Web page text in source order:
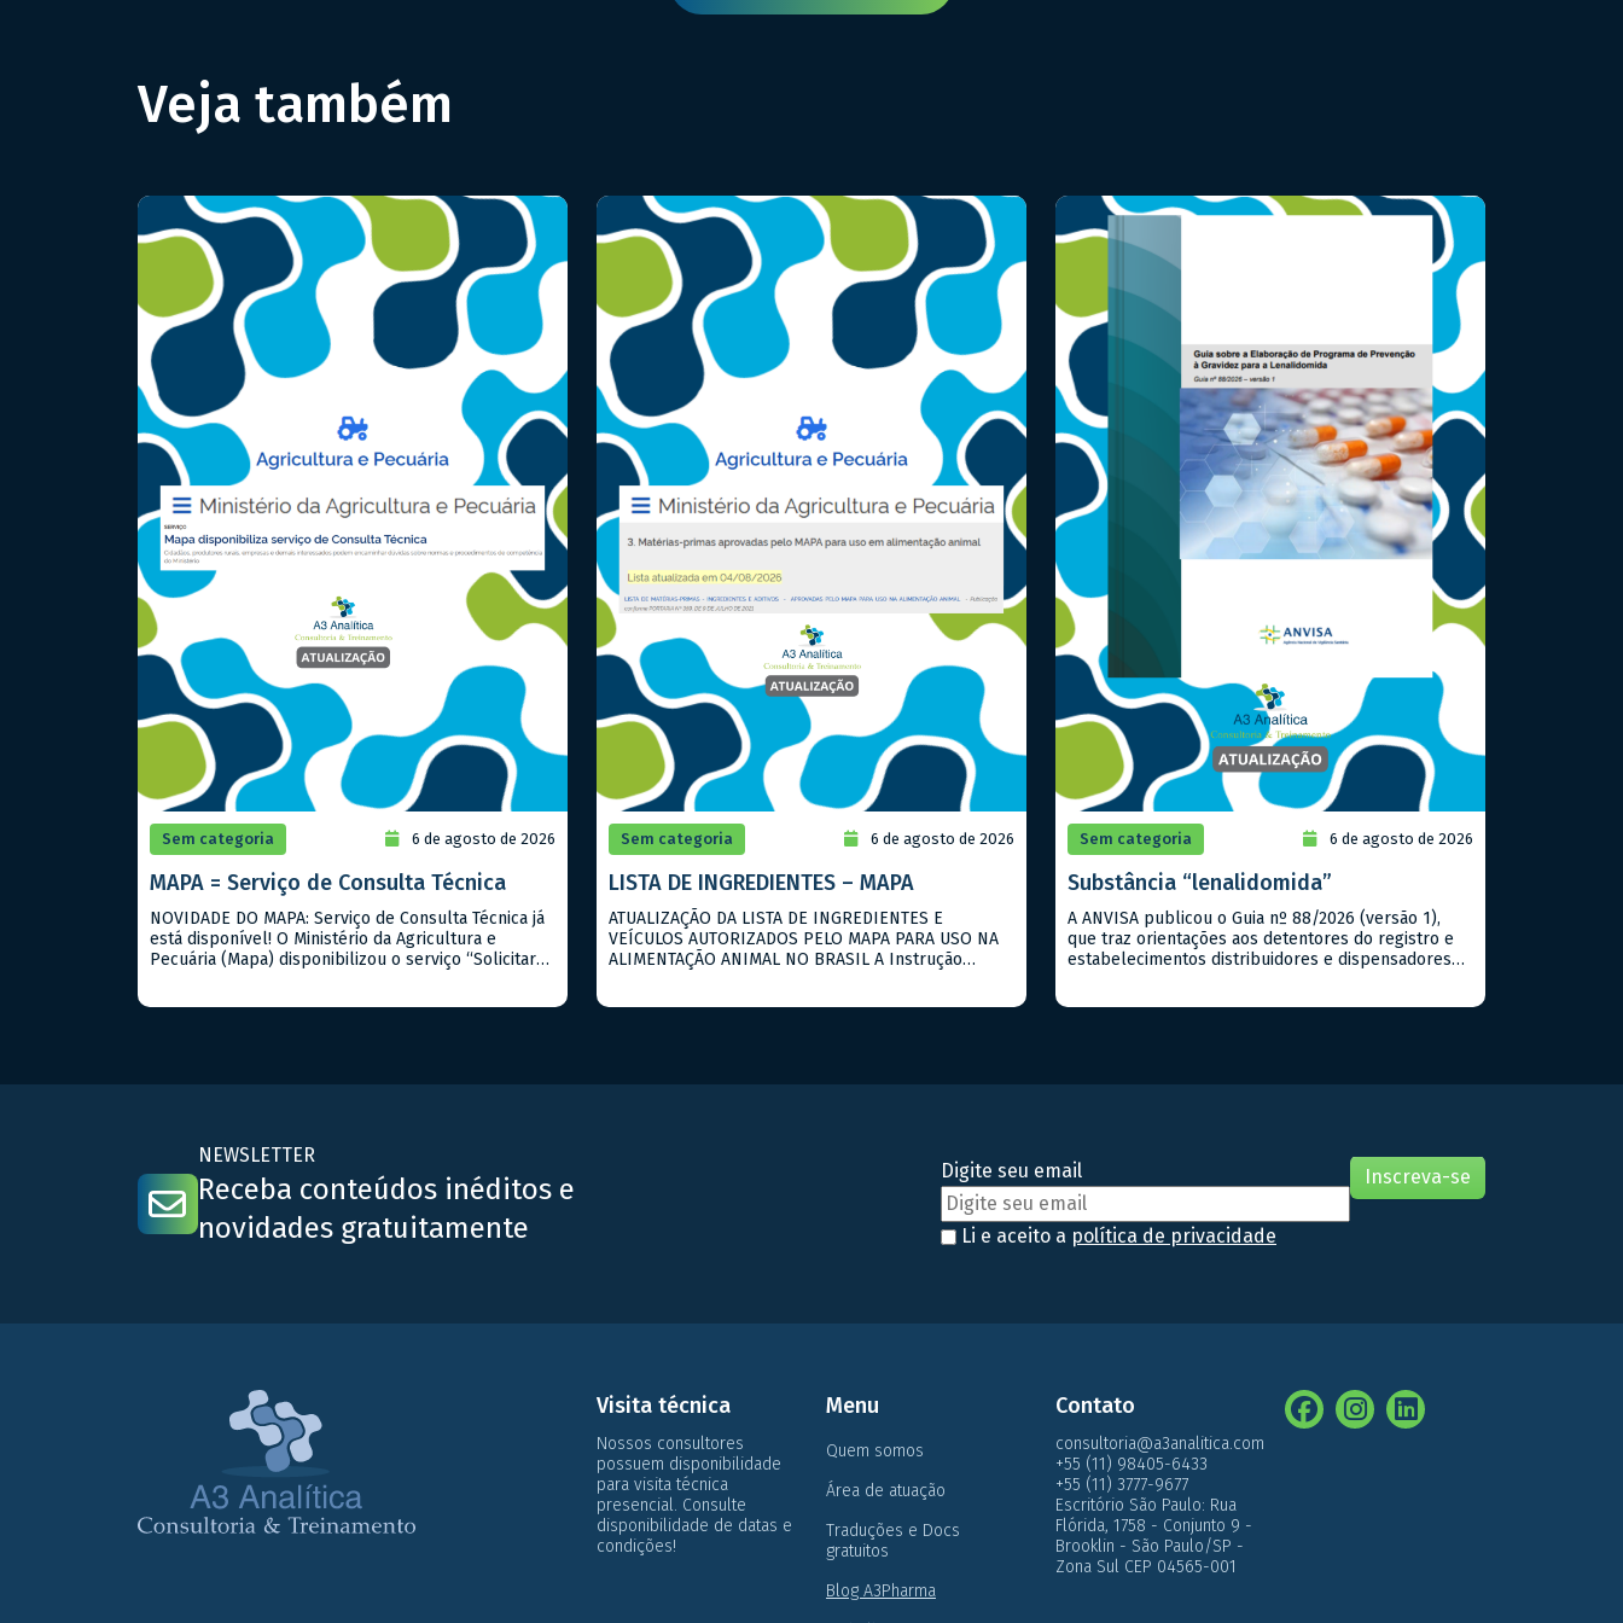
Veja também
Sem categoria 6 de agosto de 2026
MAPA = Serviço de Consulta Técnica
NOVIDADE DO MAPA: Serviço de Consulta Técnica já
está disponível! O Ministério da Agricultura e
Pecuária (Mapa) disponibilizou o serviço “Solicitar
técnicos e outros assuntos […]
Sem categoria 6 de agosto de 2026
LISTA DE INGREDIENTES – MAPA
ATUALIZAÇÃO DA LISTA DE INGREDIENTES E
VEÍCULOS AUTORIZADOS PELO MAPA PARA USO NA
ALIMENTAÇÃO ANIMAL NO BRASIL A Instrução
[…]
Sem categoria 6 de agosto de 2026
Substância “lenalidomida”
A ANVISA publicou o Guia nº 88/2026 (versão 1),
que traz orientações aos detentores do registro e
estabelecimentos distribuidores e dispensadores
NEWSLETTER
Receba conteúdos inéditos e
novidades gratuitamente
Digite seu email
Li e aceito a política de privacidade
Visita técnica
Nossos consultores
possuem disponibilidade
para visita técnica
presencial. Consulte
disponibilidade de datas e
condições!
Menu
Quem somos
Área de atuação
Traduções e Docs
gratuitos
Blog A3Pharma
Contato
consultoria@a3analitica.com
+55 (11) 98405-6433
+55 (11) 3777-9677
Escritório São Paulo: Rua
Flórida, 1758 - Conjunto 9 -
Brooklin - São Paulo/SP -
Zona Sul CEP 04565-001